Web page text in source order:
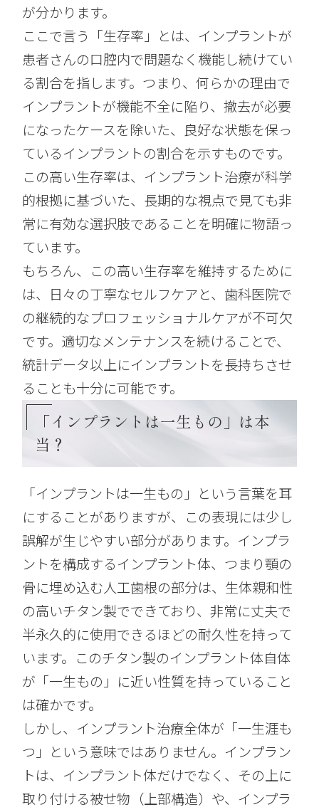
が分かります。
ここで言う「生存率」とは、インプラントが
患者さんの口腔内で問題なく機能し続けてい
る割合を指します。つまり、何らかの理由で
インプラントが機能不全に陥り、撤去が必要
になったケースを除いた、良好な状態を保っ
ているインプラントの割合を示すものです。
この高い生存率は、インプラント治療が科学
的根拠に基づいた、長期的な視点で見ても非
常に有効な選択肢であることを明確に物語っ
ています。
もちろん、この高い生存率を維持するために
は、日々の丁寧なセルフケアと、歯科医院で
の継続的なプロフェッショナルケアが不可欠
です。適切なメンテナンスを続けることで、
統計データ以上にインプラントを長持ちさせ
ることも十分に可能です。
「インプラントは一生もの」は本
当？
「インプラントは一生もの」という言葉を耳
にすることがありますが、この表現には少し
誤解が生じやすい部分があります。インプラ
ントを構成するインプラント体、つまり顎の
骨に埋め込む人工歯根の部分は、生体親和性
の高いチタン製でできており、非常に丈夫で
半永久的に使用できるほどの耐久性を持って
います。このチタン製のインプラント体自体
が「一生もの」に近い性質を持っていること
は確かです。
しかし、インプラント治療全体が「一生涯も
つ」という意味ではありません。インプラン
トは、インプラント体だけでなく、その上に
取り付ける被せ物（上部構造）や、インプラ